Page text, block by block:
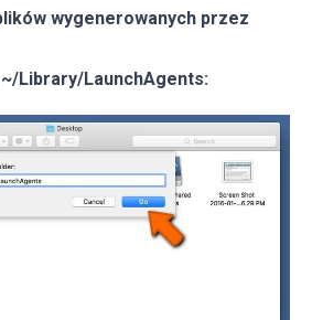
wygenerowanych przez
Library/LaunchAgents: